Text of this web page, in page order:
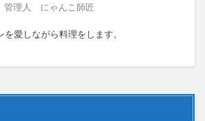
管理人 にゃんこ師匠
愛しながら料理をします。